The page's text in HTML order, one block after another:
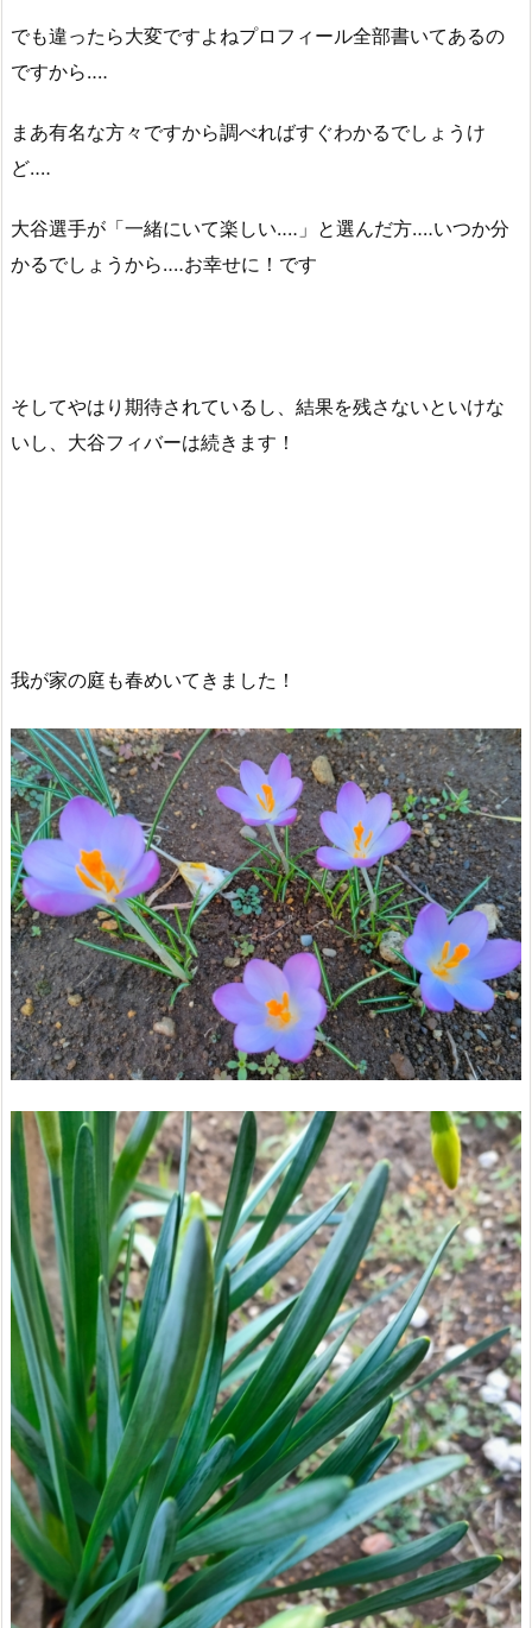
でも違ったら大変ですよねプロフィール全部書いてあるの
ですから‥‥
まあ有名な方々ですから調べればすぐわかるでしょうけ
ど‥‥
大谷選手が「一緒にいて楽しい‥‥」と選んだ方‥‥いつか分
かるでしょうから‥‥お幸せに！です
そしてやはり期待されているし、結果を残さないといけな
いし、大谷フィバーは続きます！
我が家の庭も春めいてきました！